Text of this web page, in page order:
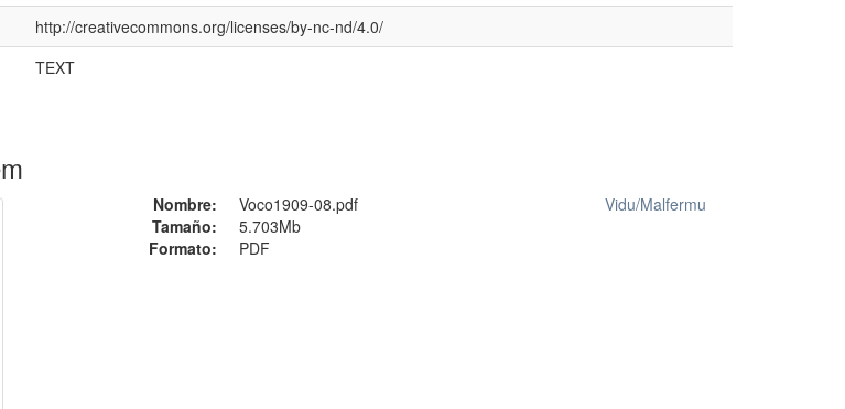
http://creativecommons.org/licenses/by-nc-nd/4.0/
TEXT
Nombre:
Voco1909-08.pdf
Tamaño:
5.703Mb
Formato:
PDF
Vidu/Malfermu